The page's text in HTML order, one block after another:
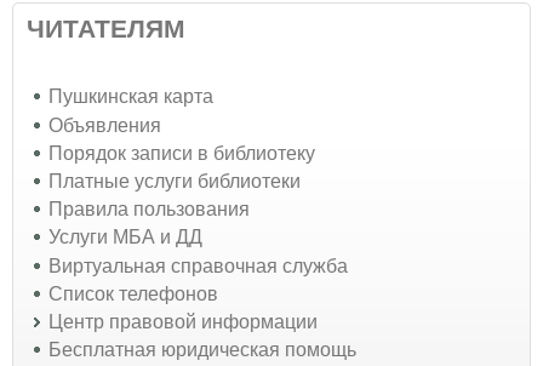
ЧИТАТЕЛЯМ
Пушкинская карта
Объявления
Порядок записи в библиотеку
Платные услуги библиотеки
Правила пользования
Услуги МБА и ДД
Виртуальная справочная служба
Список телефонов
Центр правовой информации
Бесплатная юридическая помощь